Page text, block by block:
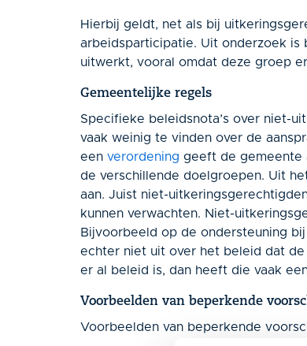
Hierbij geldt, net als bij
arbeidsparticipatie. Uit onderzoek
uitwerkt, vooral omdat deze groep
Gemeentelijke regels
Specifieke beleidsnota’s over niet-
vaak weinig te vinden over de
een verordening geeft de gemeente
de verschillende doelgroepen. Uit
aan. Juist niet-
kunnen verwachten. Niet-
Bijvoorbeeld op de ondersteuning
echter niet uit over het beleid dat
er al beleid is, dan heeft die vaak
Voorbeelden van beperkende
Voorbeelden van beperkende